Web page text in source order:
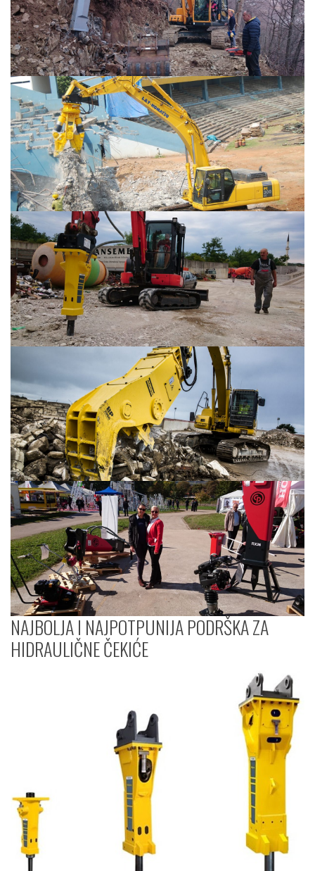
NAJBOLJA I NAJPOTPUNIJA PODRŠKA ZA
HIDRAULIČNE ČEKIĆE